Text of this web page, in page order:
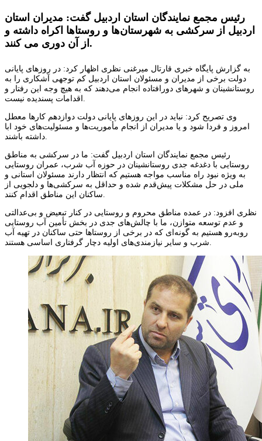
رئیس مجمع نمایندگان استان اردبیل گفت: مدیران استان
اردبیل از سرکشی به شهرستان‌ها و روستاها اکراه داشته و
از آن دوری می‌ کنند.
به گزارش پایگاه خبری قارتال میرغنی نظری اظهار کرد: در روزهای پایانی
دولت برخی از مدیران و مسئولان استان اردبیل کم توجهی آشکاری را به
روستانشینان و شهرهای دورافتاده انجام می‌دهند که به هیچ وجه این رفتار و
وی تصریح کرد: نباید در این روزهای پایانی دولت دوازدهم کارها معطل
امروز و فردا شود و یا مدیران از انجام مأموریت‌ها و مسئولیت‌های خود ابا
رئیس مجمع نمایندگان استان اردبیل گفت: ما در سرکشی به مناطق
روستایی با دغدغه جدی روستانشینان در حوزه آب شرب، عمران روستایی
به ویژه نبود راه مناسب مواجه هستیم که انتظار دارند مسئولان استانی و
ملی در حل مشکلات پیش‌قدم شده و حداقل به سرکشی‌ها و دلجویی از
نظری افزود: در عمده مناطق محروم و روستایی در کنار تبعیض و بی‌عدالتی
و عدم توسعه متوازن، ما با چالش‌های جدی در بخش تأمین آب روستایی
روبه‌رو هستیم به گونه‌ای که در برخی از روستاها حتی ساکنان در تهیه آب